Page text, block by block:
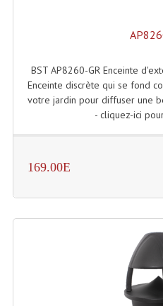
Effets
Lasers (Effets
Lasers
Electronique
Blocs De
Chenillards
BST AP8260-GR Enceinte
Enceinte discrète qui se fond
votre jardin pour diffuser une
- cliquez-ici
169.00E